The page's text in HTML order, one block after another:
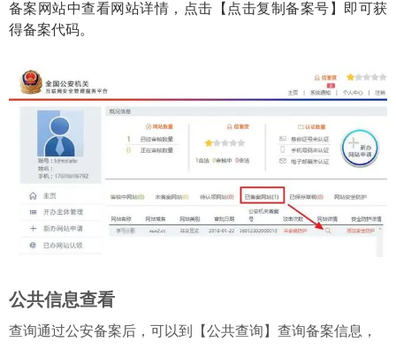
备案网站中查看网站详情，点击【点击复制备案号】即可获
得备案代码。
公共信息查看
查询通过公安备案后，可以到【公共查询】查询备案信息，